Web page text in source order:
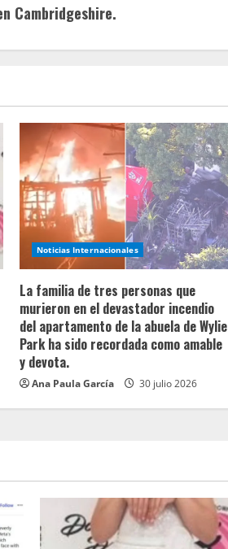
Cambridgeshire.
Noticias Internacionales
La familia de tres personas que
murieron en el devastador incendio
del apartamento de la abuela de Wylie
Park ha sido recordada como amable
y devota.
Ana Paula García 30 julio 2026